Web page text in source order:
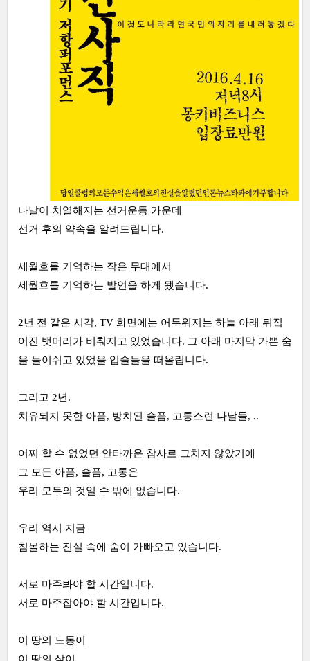
나날이 치열해지는 선거운동 가운데
선거 후의 약속을 알려드립니다.
세월호를 기억하는 작은 무대에서
세월호를 기억하는 발언을 하게 됐습니다.
2년 전 같은 시각, TV 화면에는 어두워지는 하늘 아래 뒤집
어진 뱃머리가 비춰지고 있었습니다. 그 아래 마지막 가쁜 숨
을 들이쉬고 있었을 입술들을 떠올립니다.
그리고 2년.
치유되지 못한 아픔, 방치된 슬픔, 고통스런 나날들, ..
어찌 할 수 없었던 안타까운 참사로 그치지 않았기에
그 모든 아픔, 슬픔, 고통은
우리 모두의 것일 수 밖에 없습니다.
우리 역시 지금
침몰하는 진실 속에 숨이 가빠오고 있습니다.
서로 마주봐야 할 시간입니다.
서로 마주잡아야 할 시간입니다.
이 땅의 노동이